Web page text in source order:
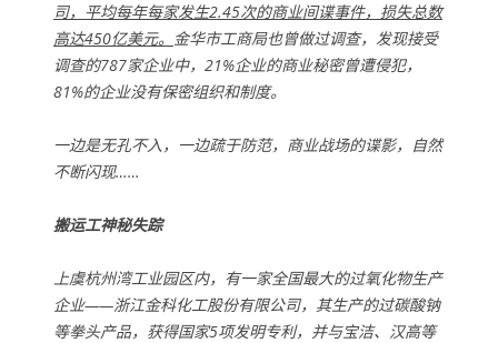
司，平均每年每家发生2.45次的商业间谍事件，损失总数
高达450亿美元。 金华市工商局也曾做过调查，发现接受
调查的787家企业中，21%企业的商业秘密曾遭侵犯，
81%的企业没有保密组织和制度。
一边是无孔不入，一边疏于防范，商业战场的谍影，自然
不断闪现……
搬运工神秘失踪
上虞杭州湾工业园区内，有一家全国最大的过氧化物生产
企业——浙江金科化工股份有限公司，其生产的过碳酸钠
等拳头产品，获得国家5项发明专利，并与宝洁、汉高等